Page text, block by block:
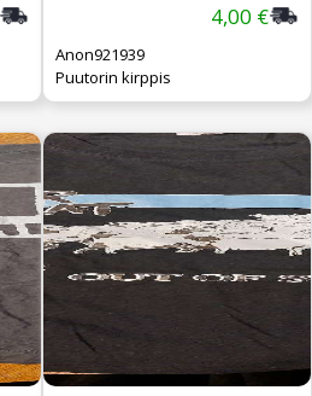
4,00 €
Anon921939
Puutorin kirppis